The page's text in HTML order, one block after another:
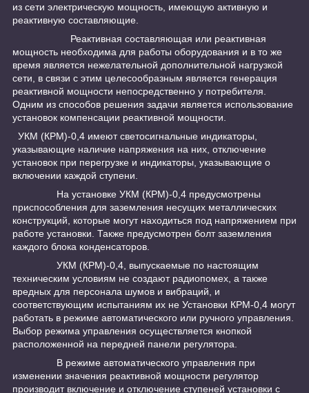
из сети электрическую мощность, имеющую активную и
реактивную составляющие.
Реактивная составляющая или реактивная
мощность необходима для работы оборудования и в то же
время является нежелательной дополнительной нагрузкой
сети, в связи с этим целесообразным является генерация
реактивной мощности непосредственно у потребителя.
Одним из способов решения задачи является использование
установок компенсации реактивной мощности.
УКМ (КРМ)-0,4 имеют светосигнальные индикаторы,
указывающие наличие напряжения на них, отключение
установок при перегрузке и индикаторы, указывающие о
включении каждой ступени.
На установке УКМ (КРМ)-0,4 предусмотрены
приспособления для заземления несущих металлических
конструкций, которые могут находиться под напряжением при
работе установки. Также предусмотрен болт заземления
каждого блока конденсаторов.
УКМ (КРМ)-0,4, выпускаемые по настоящим
техническим условиям не создают радиопомех, а также
вредных для персонала шумов и вибраций, и
соответствующим испытаниям их не Установки КРМ-0,4 могут
работать в режиме автоматического или ручного управления.
Выбор режима управления осуществляется кнопкой
расположенной на передней панели регулятора.
В режиме автоматического управления при
изменении значения реактивной мощности регулятор
производит включение и отключение ступеней установки с